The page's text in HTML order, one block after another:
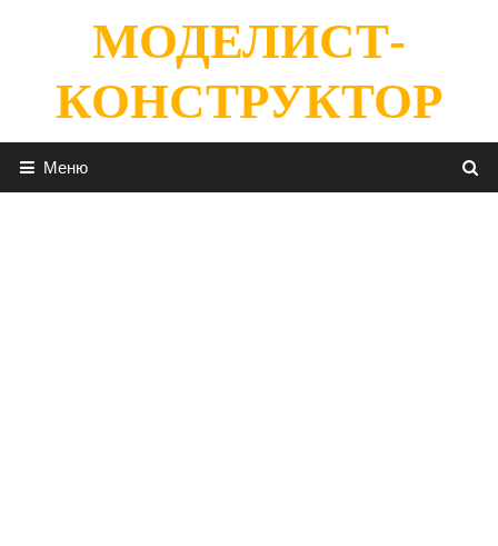
содержимомуМОДЕЛИСТ-
КОНСТРУКТОР
Меню